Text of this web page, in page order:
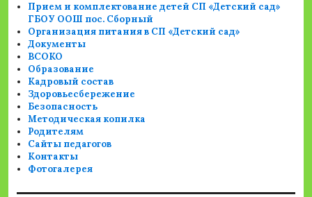
Прием и комплектование детей СП «Детский сад»
ГБОУ ООШ пос. Сборный
Организация питания в СП «Детский сад»
Документы
ВСОКО
Образование
Кадровый состав
Здоровьесбережение
Безопасность
Методическая копилка
Родителям
Сайты педагогов
Контакты
Фотогалерея